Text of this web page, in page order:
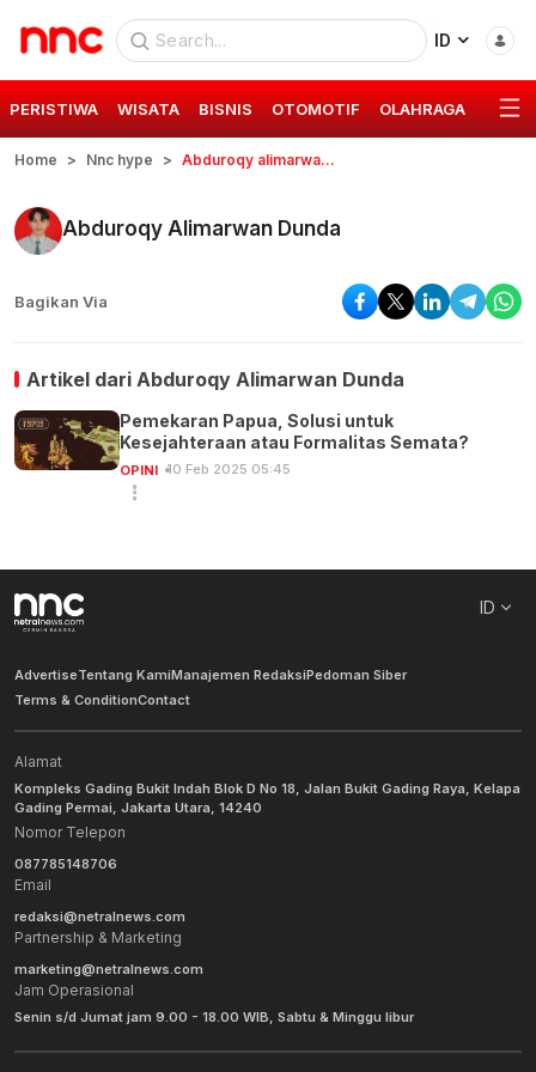
ID
PERISTIWA WISATA BISNIS OTOMOTIF OLAHRAGA GAYA
Home Nnc hype Abduroqy alimarwan dunda
Abduroqy Alimarwan Dunda
Bagikan Via
Artikel dari Abduroqy Alimarwan Dunda
Pemekaran Papua, Solusi untuk
Kesejahteraan atau Formalitas Semata?
OPINI 10 Feb 2025 05:45
ID
AdvertiseTentang KamiManajemen RedaksiPedoman Siber
Terms & ConditionContact
Alamat
Kompleks Gading Bukit Indah Blok D No 18, Jalan Bukit Gading Raya, Kelapa
Gading Permai, Jakarta Utara, 14240
Nomor Telepon
087785148706
Email
redaksi@netralnews.com
Partnership & Marketing
marketing@netralnews.com
Jam Operasional
Senin s/d Jumat jam 9.00 - 18.00 WIB, Sabtu & Minggu libur